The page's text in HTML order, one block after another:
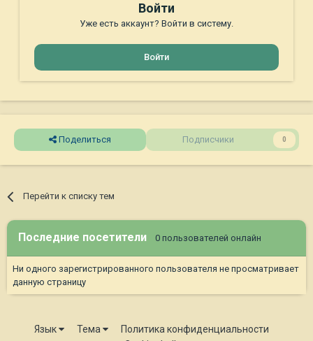
Войти
Уже есть аккаунт? Войти в систему.
Войти
Поделиться Подписчики 0
Перейти к списку тем
Последние посетители 0 пользователей онлайн
Ни одного зарегистрированного пользователя не просматривает
данную страницу
Язык Тема
Политика конфиденциальности